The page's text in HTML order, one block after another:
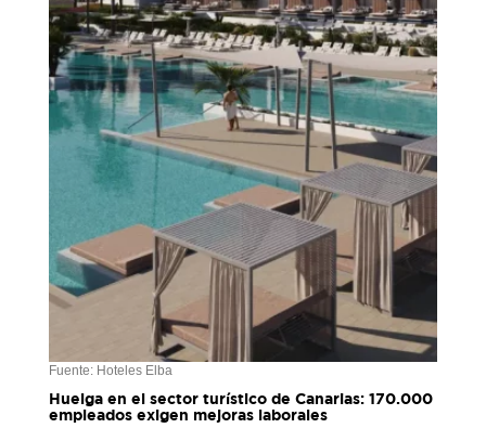
Fuente: Hoteles Elba
Huelga en el sector turístico de Canarias: 170.000
empleados exigen mejoras laborales